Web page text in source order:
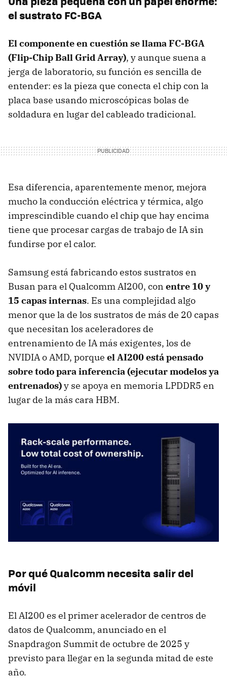
el sustrato FC-BGA
El componente en cuestión se llama FC-BGA
(Flip-Chip Ball Grid Array), y aunque suena a
jerga de laboratorio, su función es sencilla de
entender: es la pieza que conecta el chip con la
placa base usando microscópicas bolas de
soldadura en lugar del cableado tradicional.
Esa diferencia, aparentemente menor, mejora
mucho la conducción eléctrica y térmica, algo
imprescindible cuando el chip que hay encima
tiene que procesar cargas de trabajo de IA sin
fundirse por el calor.
Samsung está fabricando estos sustratos en
Busan para el Qualcomm AI200, con entre 10 y
15 capas internas. Es una complejidad algo
menor que la de los sustratos de más de 20 capas
que necesitan los aceleradores de
entrenamiento de IA más exigentes, los de
NVIDIA o AMD, porque el AI200 está pensado
sobre todo para inferencia (ejecutar modelos ya
entrenados)y se apoya en memoria LPDDR5 en
lugar de la más cara HBM.
Por qué Qualcomm necesita salir del
móvil
El AI200 es el primer acelerador de centros de
datos de Qualcomm, anunciado en el
Snapdragon Summit de octubre de 2025 y
previsto para llegar en la segunda mitad de este
año.